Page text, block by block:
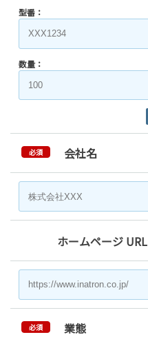
型番：
数量：
必須 会社名
ホームページ URL
必須 業態